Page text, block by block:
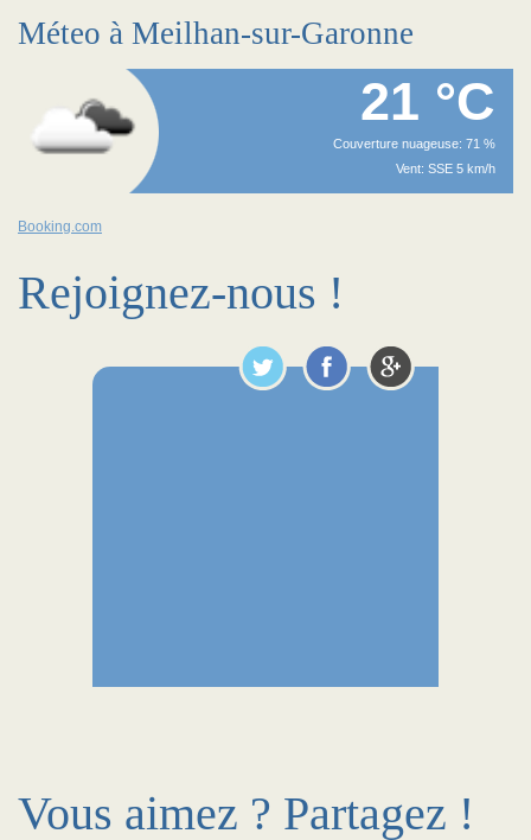
Méteo à Meilhan-sur-Garonne
21 °C
Couverture nuageuse: 71 %
Vent: SSE 5 km/h
Booking.com
Rejoignez-nous !
Vous aimez ? Partagez !